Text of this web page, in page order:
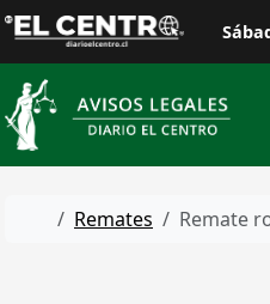
Home
Remates Remate